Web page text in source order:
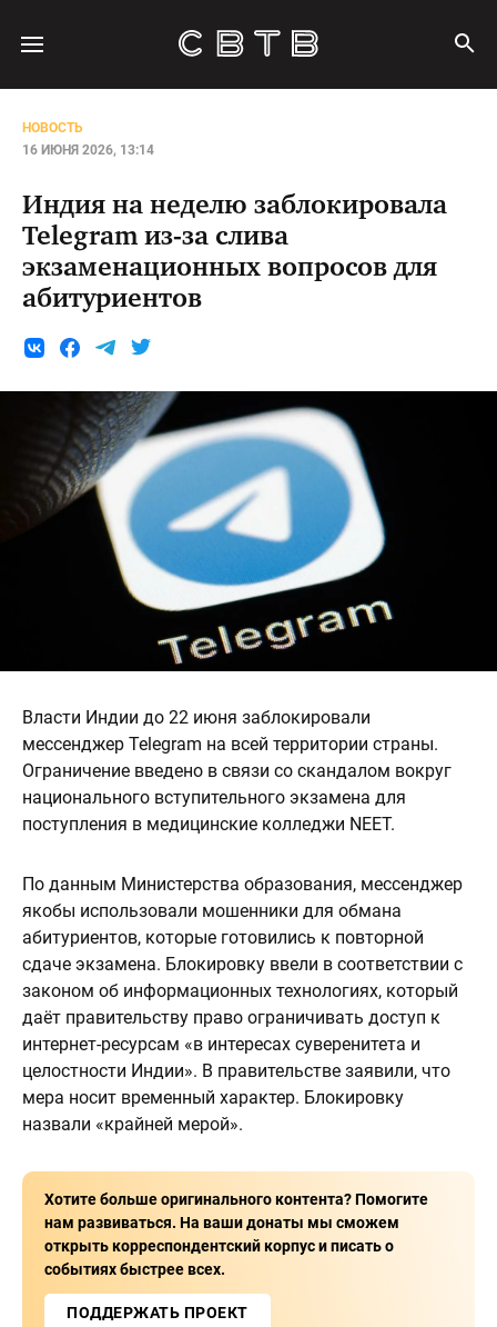
НОВОСТЬ
16 ИЮНЯ 2026, 13:14
Индия на неделю заблокировала
Telegram из-за слива
экзаменационных вопросов для
абитуриентов
Власти Индии до 22 июня заблокировали
мессенджер Telegram на всей территории страны.
Ограничение введено в связи со скандалом вокруг
национального вступительного экзамена для
поступления в медицинские колледжи NEET.
По данным Министерства образования, мессенджер
якобы использовали мошенники для обмана
абитуриентов, которые готовились к повторной
сдаче экзамена. Блокировку ввели в соответствии с
законом об информационных технологиях, который
даёт правительству право ограничивать доступ к
интернет-ресурсам «в интересах суверенитета и
целостности Индии». В правительстве заявили, что
мера носит временный характер. Блокировку
назвали «крайней мерой».
Хотите больше оригинального контента? Помогите
нам развиваться. На ваши донаты мы сможем
открыть корреспондентский корпус и писать о
событиях быстрее всех.
ПОДДЕРЖАТЬ ПРОЕКТ